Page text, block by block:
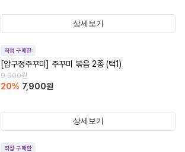
상세보기
직접 구매한
[압구정주꾸미] 주꾸미 볶음 2종 (택1)
9,900원
20% 7,900원
상세보기
직접 구매한